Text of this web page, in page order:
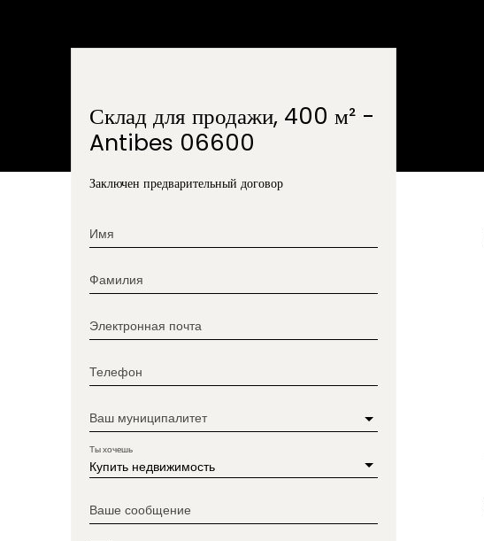
Склад для продажи, 400 м² -
Antibes 06600
Заключен предварительный договор
Имя
Фамилия
Электронная почта
Телефон
Ваш муниципалитет
Купить недвижимость
Ты хочешь
Ваше сообщение